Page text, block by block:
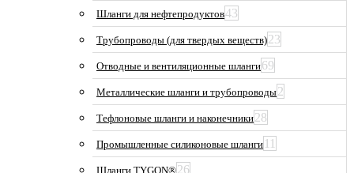
Шланги для нефтепродуктов43
Трубопроводы (для твердых веществ)23
Отводные и вентиляционные шланги69
Металлические шланги и трубопроводы2
Тефлоновые шланги и наконечники28
Промышленные силиконовые шланги 11
Шланги TYGON®26